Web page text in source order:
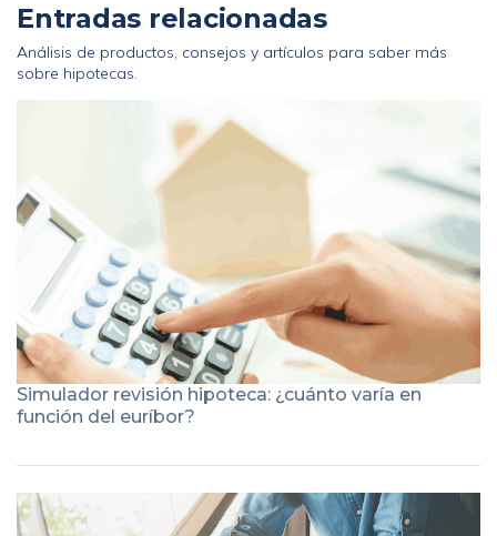
Entradas relacionadas
Análisis de productos, consejos y artículos para saber más
sobre hipotecas.
Simulador revisión hipoteca: ¿cuánto varía en
función del euríbor?